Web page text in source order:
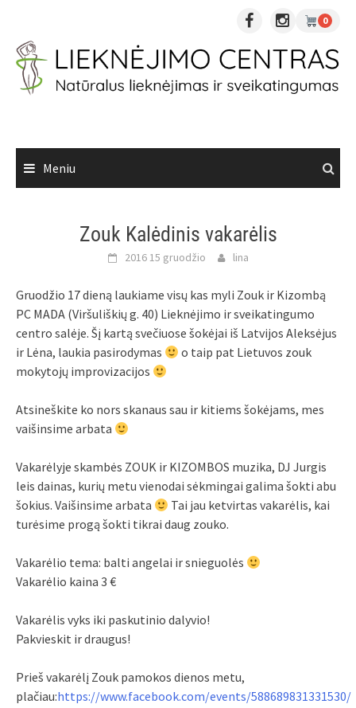
content
0
Meniu
Zouk Kalėdinis vakarėlis
2016 15 gruodžio lina
Gruodžio 17 dieną laukiame visų kas myli Zouk ir Kizombą
PC MADA (Viršuliškių g. 40) Lieknėjimo ir sveikatingumo
centro salėje. Šį kartą svečiuose šokėjai iš Latvijos Aleksėjus
ir Lėna, laukia pasirodymas
o taip pat Lietuvos zouk
mokytojų improvizacijos
Atsineškite ko nors skanaus sau ir kitiems šokėjams, mes
vaišinsime arbata
Vakarėlyje skambės ZOUK ir KIZOMBOS muzika, DJ Jurgis
leis dainas, kurių metu vienodai sėkmingai galima šokti abu
šokius. Vaišinsime arbata
Tai jau ketvirtas vakarėlis, kai
turėsime progą šokti tikrai daug zouko.
Vakarėlio tema: balti angelai ir snieguolės
Vakarėlio kaina 3 €
Vakarėlis vyks iki paskutinio dalyvio!
Pakvieskit ir draugus!
Prieš vakarėlį Zouk pamokos dienos metu,
plačiau:https://www.facebook.com/events/588689831331530/